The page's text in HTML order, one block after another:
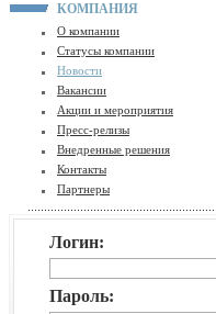
КОМПАНИЯ
О компании
Статусы компании
Новости
Вакансии
Акции и мероприятия
Пресс-релизы
Внедренные решения
Контакты
Партнеры
Логин:
Пароль: